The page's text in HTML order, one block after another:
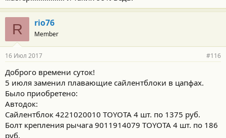
R rio76
Member
16 Июл 2017 #116
Доброго времени суток!
5 июля заменил плавающие сайлентблоки в цапфах.
Было приобретено:
Автодок:
Сайлентблок 4221020010 TOYOTA 4 шт. по 1375 руб.
Болт крепления рычага 9011914079 TOYOTA 4 шт. по 186
руб.